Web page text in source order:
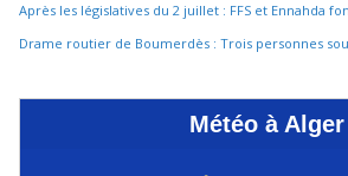
Après les législatives du 2 juillet : FFS et Ennahda
Drame routier de Boumerdès : Trois personnes
Météo à Alger